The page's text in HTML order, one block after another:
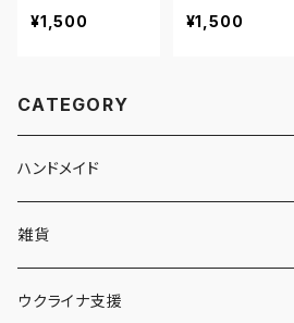
ーナメント★ヒ
グマ
¥1,500
ーナメント★うさ
¥1,500
CATEGORY
ハンドメイド
キーホルダー・チャーム
フラワー・レジン
クリスマスオーナメント
雑貨
ウクライナ支援